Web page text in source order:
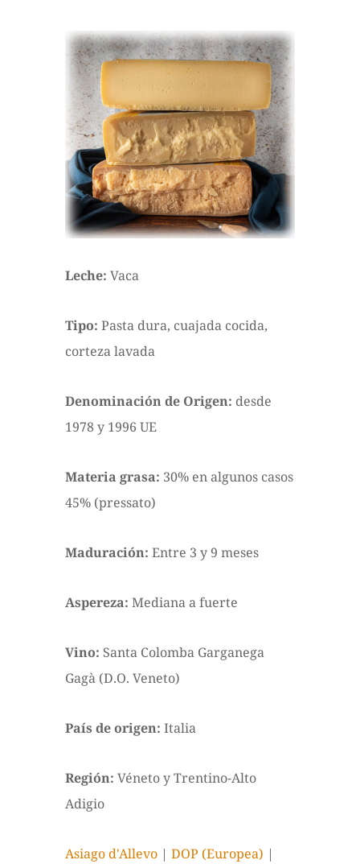
Leche: Vaca
Tipo: Pasta dura, cuajada cocida,
corteza lavada
Denominación de Origen: desde
1978 y 1996 UE
Materia grasa: 30% en algunos casos
45% (pressato)
Maduración: Entre 3 y 9 meses
Aspereza: Mediana a fuerte
Vino: Santa Colomba Garganega
Gagà (D.O. Veneto)
País de origen: Italia
Región: Véneto y Trentino-Alto
Adigio
Asiago d'Allevo| DOP (Europea) |